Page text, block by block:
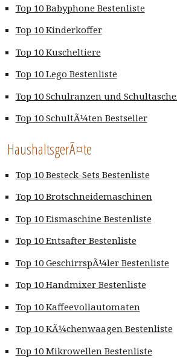
Top 10 Babyphone Bestenliste
Top 10 Kinderkoffer
Top 10 Kuscheltiere
Top 10 Lego Bestenliste
Top 10 Schulranzen und
Top 10 SchultÃ¼ten Bestseller
HaushaltsgerÃ¤te
Top 10 Besteck-Sets Bestenliste
Top 10 Brotschneidemaschinen
Top 10 Eismaschine Bestenliste
Top 10 Entsafter Bestenliste
Top 10 GeschirrspÃ¼ler Bestenliste
Top 10 Handmixer Bestenliste
Top 10 Kaffeevollautomaten
Top 10 KÃ¼chenwaagen Bestenliste
Top 10 Mikrowellen Bestenliste